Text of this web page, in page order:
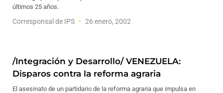
últimos 25 años.
Corresponsal de IPS 26 enero, 2002
/Integración y Desarrollo/ VENEZUELA:
Disparos contra la reforma agraria
El asesinato de un partidario de la reforma agraria que impulsa en